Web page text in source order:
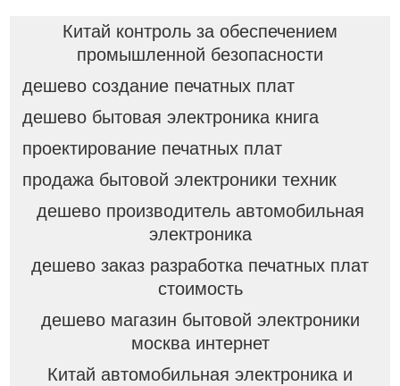
Китай контроль за обеспечением
промышленной безопасности
дешево создание печатных плат
дешево бытовая электроника книга
проектирование печатных плат
продажа бытовой электроники техник
дешево производитель автомобильная
электроника
дешево заказ разработка печатных плат
стоимость
дешево магазин бытовой электроники
москва интернет
Китай автомобильная электроника и